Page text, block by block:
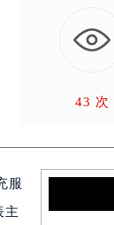
43 次
服
主